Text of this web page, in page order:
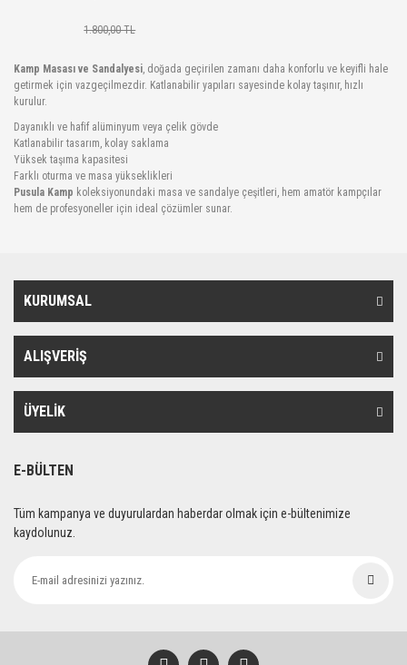
1.800,00 TL
Kamp Masası ve Sandalyesi, doğada geçirilen zamanı daha konforlu ve keyifli hale
getirmek için vazgeçilmezdir. Katlanabilir yapıları sayesinde kolay taşınır, hızlı
kurulur.
Dayanıklı ve hafif alüminyum veya çelik gövde
Katlanabilir tasarım, kolay saklama
Yüksek taşıma kapasitesi
Farklı oturma ve masa yükseklikleri
Pusula Kamp koleksiyonundaki masa ve sandalye çeşitleri, hem amatör kampçılar
hem de profesyoneller için ideal çözümler sunar.
KURUMSAL
ALIŞVERİŞ
ÜYELİK
E-BÜLTEN
Tüm kampanya ve duyurulardan haberdar olmak için e-bültenimize
kaydolunuz.